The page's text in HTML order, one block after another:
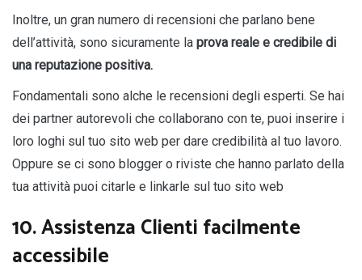
Inoltre, un gran numero di recensioni che parlano bene
dell’attività, sono sicuramente la prova reale e credibile di
una reputazione positiva.
Fondamentali sono alche le recensioni degli esperti. Se hai
dei partner autorevoli che collaborano con te, puoi inserire i
loro loghi sul tuo sito web per dare credibilità al tuo lavoro.
Oppure se ci sono blogger o riviste che hanno parlato della
tua attività puoi citarle e linkarle sul tuo sito web
10. Assistenza Clienti facilmente
accessibile